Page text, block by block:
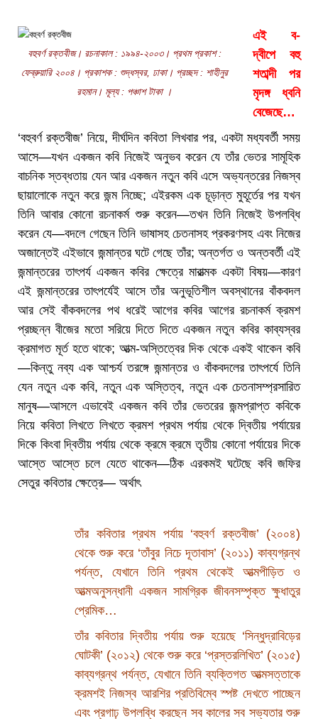
বহুবর্ণ রক্তবীজ। রচনাকাল : ১৯৯৪-২০০৩। প্রথম প্রকাশ :
ফেব্রুয়ারি ২০০৪। প্রকাশক : শুদ্ধস্বর, ঢাকা। প্রচ্ছদ : শাহীনুর
রহমান। মূল্য : পঞ্চাশ টাকা ।
এই ব-
দ্বীপে বহু
শতাব্দী পর
মৃদঙ্গ ধ্বনি
বেজেছে…
‘বহুবর্ণ রক্তবীজ’ নিয়ে, দীর্ঘদিন কবিতা লিখবার পর, একটা মধ্যবর্তী সময়
আসে—যখন একজন কবি নিজেই অনুভব করেন যে তাঁর ভেতর সামূহিক
বাচনিক স্তব্ধতায় যেন আর একজন নতুন কবি এসে অভ্যন্তরের নিজস্ব
ছায়ালোকে নতুন করে জন্ম নিচ্ছে; এইরকম এক চূড়ান্ত মুহূর্তের পর যখন
তিনি আবার কোনো রচনাকর্ম শুরু করেন—তখন তিনি নিজেই উপলব্ধি
করেন যে—বদলে গেছেন তিনি ভাষাসহ চেতনাসহ প্রকরণসহ এবং নিজের
অজান্তেই এইভাবে জন্মান্তর ঘটে গেছে তাঁর; অন্তর্গত ও অন্তবর্তী এই
জন্মান্তরের তাৎপর্য একজন কবির ক্ষেত্রে মারাত্মক একটা বিষয়—কারণ
এই জন্মান্তরের তাৎপর্যেই আসে তাঁর অনুভূতিশীল অবস্থানের বাঁকবদল
আর সেই বাঁকবদলের পথ ধরেই আগের কবির আগের রচনাকর্ম ক্রমশ
প্রচ্ছন্ন বীজের মতো সরিয়ে দিতে দিতে একজন নতুন কবির কাব্যস্বর
ক্রমাগত মূর্ত হতে থাকে; আত্ম-অস্তিত্বের দিক থেকে একই থাকেন কবি
—কিন্তু নব্য এক আশ্চর্য তরঙ্গে জন্মান্তর ও বাঁকবদলের তাৎপর্যে তিনি
যেন নতুন এক কবি, নতুন এক অস্তিত্ব, নতুন এক চেতনাসম্প্রসারিত
মানুষ—আসলে এভাবেই একজন কবি তাঁর ভেতরের জন্মপ্রাপ্ত কবিকে
নিয়ে কবিতা লিখতে লিখতে ক্রমশ প্রথম পর্যায় থেকে দ্বিতীয় পর্যায়ের
দিকে কিংবা দ্বিতীয় পর্যায় থেকে ক্রমে ক্রমে তৃতীয় কোনো পর্যায়ের দিকে
আস্তে আস্তে চলে যেতে থাকেন—ঠিক এরকমই ঘটেছে কবি জফির
সেতুর কবিতার ক্ষেত্রে— অর্থাৎ
তাঁর কবিতার প্রথম পর্যায় ‘বহুবর্ণ রক্তবীজ’ (২০০৪)
থেকে শুরু করে ‘তাঁবুর নিচে দূতাবাস’ (২০১১) কাব্যগ্রন্থ
পর্যন্ত, যেখানে তিনি প্রথম থেকেই আত্মপীড়িত ও
আত্মঅনুসন্ধানী একজন সামগ্রিক জীবনসম্পৃক্ত ক্ষুধাতুর
প্রেমিক…
তাঁর কবিতার দ্বিতীয় পর্যায় শুরু হয়েছে ‘সিন্ধুদ্রাবিড়ের
ঘোটকী’ (২০১২) থেকে শুরু করে ‘প্রস্তরলিখিত’ (২০১৫)
কাব্যগ্রন্থ পর্যন্ত, যেখানে তিনি ব্যক্তিগত আত্মসত্তাকে
ক্রমশই নিজস্ব আরশির প্রতিবিম্বে স্পষ্ট দেখতে পাচ্ছেন
এবং প্রগাঢ় উপলব্ধি করছেন সব কালের সব সভ্যতার শুরু